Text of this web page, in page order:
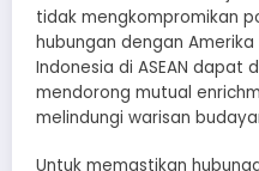
tidak mengkompromikan
hubungan dengan
Indonesia di ASEAN dapat
mendorong mutual
melindungi warisan
Untuk memastikan